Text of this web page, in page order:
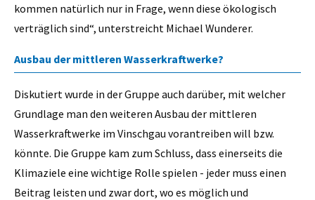
kommen natürlich nur in Frage, wenn diese ökologisch
verträglich sind“, unterstreicht Michael Wunderer.
Ausbau der mittleren Wasserkraftwerke?
Diskutiert wurde in der Gruppe auch darüber, mit welcher
Grundlage man den weiteren Ausbau der mittleren
Wasserkraftwerke im Vinschgau vorantreiben will bzw.
könnte. Die Gruppe kam zum Schluss, dass einerseits die
Klimaziele eine wichtige Rolle spielen - jeder muss einen
Beitrag leisten und zwar dort, wo es möglich und